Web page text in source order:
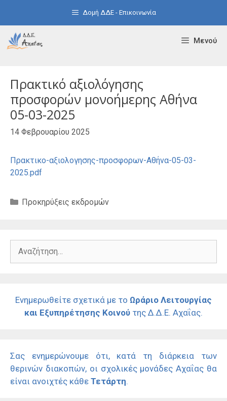
Δομή ΔΔΕ - Επικοινωνία
Μενού
Πρακτικό αξιολόγησης
προσφορών μονοήμερης Αθήνα
05-03-2025
14 Φεβρουαρίου 2025
Πρακτικο-αξιολογησης-προσφορων-Αθήνα-05-03-
2025.pdf
Κατηγορίες
Προκηρύξεις εκδρομών
Αναζήτηση
Ενημερωθείτε σχετικά με το Ωράριο Λειτουργίας
και Εξυπηρέτησης Κοινού της Δ.Δ.Ε. Αχαΐας.
Σας ενημερώνουμε ότι, κατά τη διάρκεια των
θερινών διακοπών, οι σχολικές μονάδες Αχαΐας θα
είναι ανοιχτές κάθε Τετάρτη.